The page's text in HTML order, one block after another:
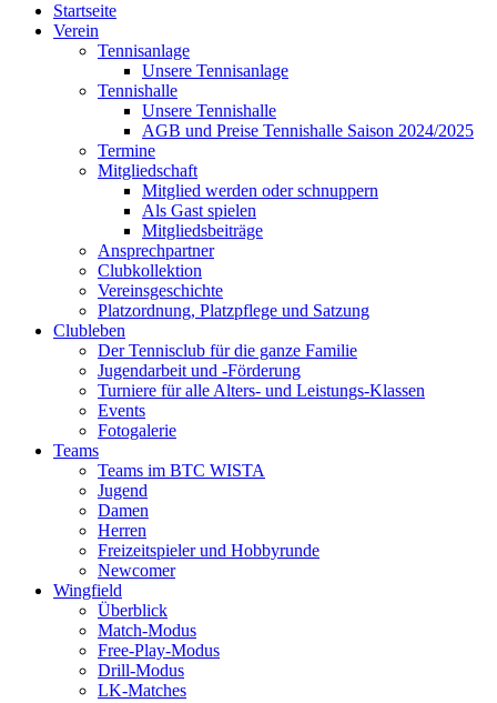
Startseite
Verein
Tennisanlage
Unsere Tennisanlage
Tennishalle
Unsere Tennishalle
AGB und Preise Tennishalle Saison 2024/2025
Termine
Mitgliedschaft
Mitglied werden oder schnuppern
Als Gast spielen
Mitgliedsbeiträge
Ansprechpartner
Clubkollektion
Vereinsgeschichte
Platzordnung, Platzpflege und Satzung
Clubleben
Der Tennisclub für die ganze Familie
Jugendarbeit und -Förderung
Turniere für alle Alters- und Leistungs-Klassen
Events
Fotogalerie
Teams
Teams im BTC WISTA
Jugend
Damen
Herren
Freizeitspieler und Hobbyrunde
Newcomer
Wingfield
Überblick
Match-Modus
Free-Play-Modus
Drill-Modus
LK-Matches